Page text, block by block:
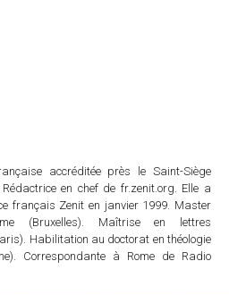
accréditée près le Saint-Siège
en chef de fr.zenit.org. Elle a
français Zenit en janvier 1999. Master
(Bruxelles). Maîtrise en lettres
Habilitation au doctorat en théologie
Correspondante à Rome de Radio